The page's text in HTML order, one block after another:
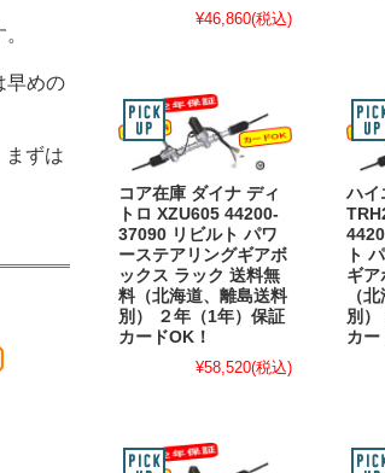
¥46,860(税込)
コア在庫 ダイナ ディ
トロ XZU605 44200-
37090 リビルト パワ
ーステアリングギアボ
ックス ラック 送料無
料（北海道、離島送料
別） ２年（1年）保証
カードOK！
¥58,520(税込)
ハイ
ト
ギア
（
別）
カー
早めの
まずは